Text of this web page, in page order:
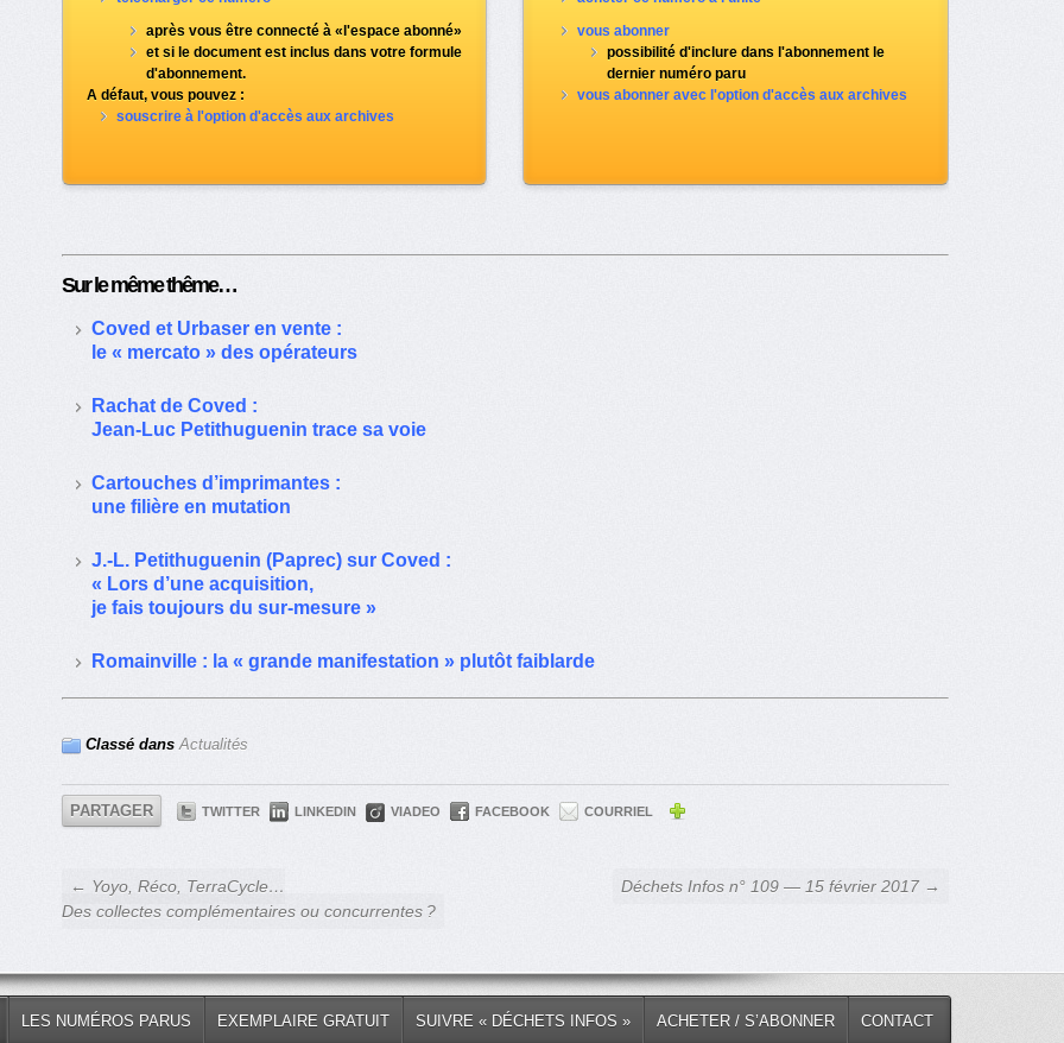
après vous être connecté à «l'espace abonné»
et si le document est inclus dans votre formule
d'abonnement.
A défaut, vous pouvez :
souscrire à l'option d'accès aux archives
vous abonner
possibilité d'inclure dans l'abonnement le
dernier numéro paru
vous abonner avec l'option d'accès aux archives
Sur le même thême…
Coved et Urbaser en vente :
le « mercato » des opérateurs
Rachat de Coved :
Jean-Luc Petithuguenin trace sa voie
Cartouches d’imprimantes :
une filière en mutation
J.-L. Petithuguenin (Paprec) sur Coved :
« Lors d’une acquisition,
je fais toujours du sur-mesure »
Romainville : la « grande manifestation » plutôt faiblarde
Classé dans Actualités
PARTAGER TWITTER LINKEDIN VIADEO FACEBOOK COURRIEL
← Yoyo, Réco, TerraCycle…
Des collectes complémentaires ou concurrentes ?
Déchets Infos n° 109 — 15 février 2017 →
LES NUMÉROS PARUS EXEMPLAIRE GRATUIT SUIVRE « DÉCHETS INFOS » ACHETER / S’ABONNER CONTACT